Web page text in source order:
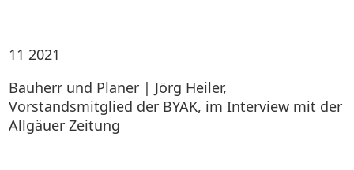
11 2021
Bauherr und Planer | Jörg Heiler,
Vorstandsmitglied der BYAK, im Interview mit der
Allgäuer Zeitung